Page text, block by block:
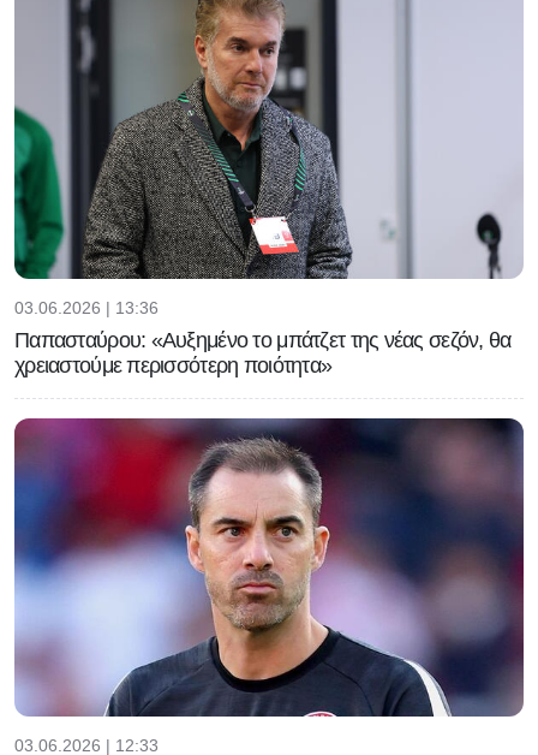
03.06.2026 | 13:36
Παπασταύρου: «Αυξημένο το μπάτζετ της νέας σεζόν, θα
χρειαστούμε περισσότερη ποιότητα»
03.06.2026 | 12:33